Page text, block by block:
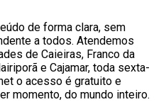
de forma clara, sem
a todos. Atendemos
de Caieiras, Franco da
e Cajamar, toda sexta-
o acesso é gratuito e
momento, do mundo inteiro.